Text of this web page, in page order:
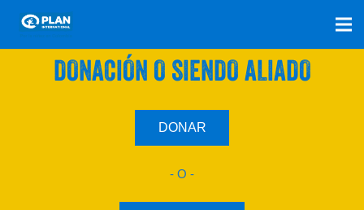
SÚMATE A NUESTRO PLAN CON UNA
DONACIÓN O SIENDO ALIADO
DONAR
- O -